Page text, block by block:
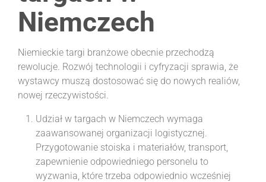
Niemczech
Niemieckie targi branżowe obecnie przechodzą
rewolucje. Rozwój technologii i cyfryzacji sprawia, że
wystawcy muszą dostosować się do nowych realiów,
nowej rzeczywistości.
Udział w targach w Niemczech wymaga
zaawansowanej organizacji logistycznej.
Przygotowanie stoiska i materiałów, transport,
zapewnienie odpowiedniego personelu to
wyzwania, które trzeba odpowiednio wcześniej